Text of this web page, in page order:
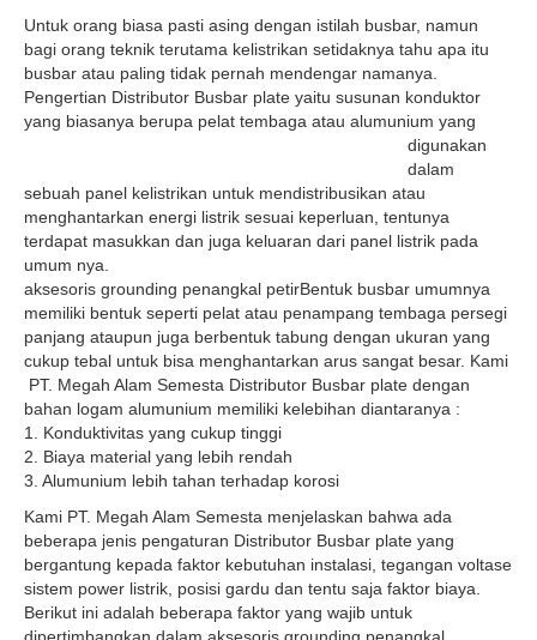
Untuk orang biasa pasti asing dengan istilah busbar, namun
bagi orang teknik terutama kelistrikan setidaknya tahu apa itu
busbar atau paling tidak pernah mendengar namanya.
Pengertian Distributor Busbar plate yaitu susunan konduktor
yang biasanya berupa pelat tembaga atau alumunium yang
digunakan
dalam
sebuah panel kelistrikan untuk mendistribusikan atau
menghantarkan energi listrik sesuai keperluan, tentunya
terdapat masukkan dan juga keluaran dari panel listrik pada
umum nya.
aksesoris grounding penangkal petirBentuk busbar umumnya
memiliki bentuk seperti pelat atau penampang tembaga persegi
panjang ataupun juga berbentuk tabung dengan ukuran yang
cukup tebal untuk bisa menghantarkan arus sangat besar. Kami
PT. Megah Alam Semesta Distributor Busbar plate dengan
bahan logam alumunium memiliki kelebihan diantaranya :
1. Konduktivitas yang cukup tinggi
2. Biaya material yang lebih rendah
3. Alumunium lebih tahan terhadap korosi
Kami PT. Megah Alam Semesta menjelaskan bahwa ada
beberapa jenis pengaturan Distributor Busbar plate yang
bergantung kepada faktor kebutuhan instalasi, tegangan voltase
sistem power listrik, posisi gardu dan tentu saja faktor biaya.
Berikut ini adalah beberapa faktor yang wajib untuk